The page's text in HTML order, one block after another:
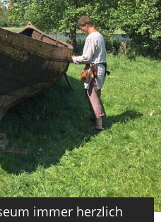
immer herzlich